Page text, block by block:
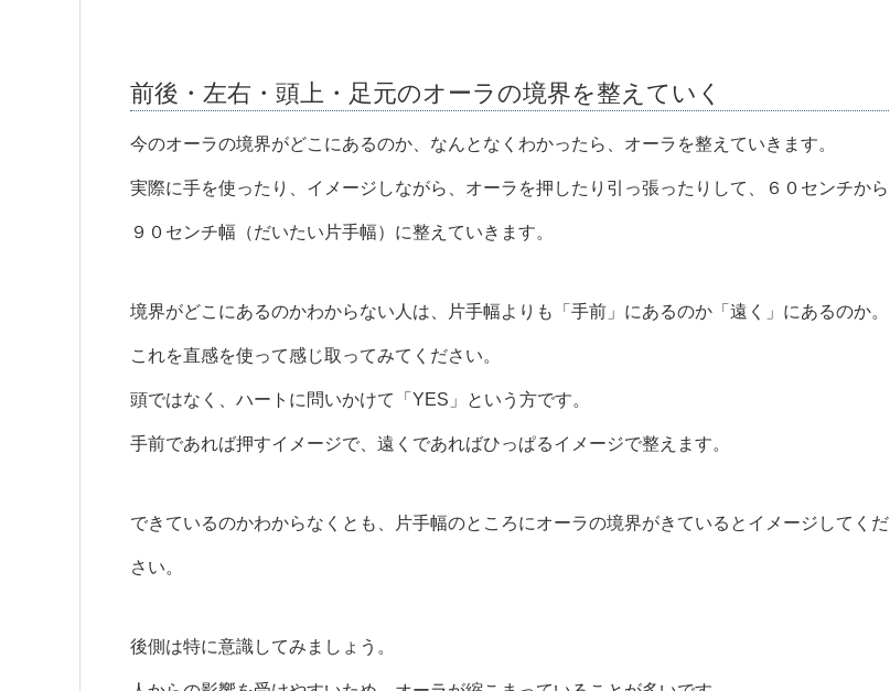
前後・左右・頭上・足元のオーラの境界を整えていく
今のオーラの境界がどこにあるのか、なんとなくわかったら、オーラを整えていきます。
実際に手を使ったり、イメージしながら、オーラを押したり引っ張ったりして、６０センチから
９０センチ幅（だいたい片手幅）に整えていきます。
境界がどこにあるのかわからない人は、片手幅よりも「手前」にあるのか「遠く」にあるのか。
これを直感を使って感じ取ってみてください。
頭ではなく、ハートに問いかけて「YES」という方です。
手前であれば押すイメージで、遠くであればひっぱるイメージで整えます。
できているのかわからなくとも、片手幅のところにオーラの境界がきているとイメージしてくだ
さい。
後側は特に意識してみましょう。